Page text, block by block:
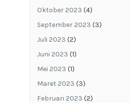
Oktober 2023 (4)
September 2023 (3)
Juli 2023 (2)
Juni 2023 (1)
Mei 2023 (1)
Maret 2023 (3)
Februari 2023 (2)